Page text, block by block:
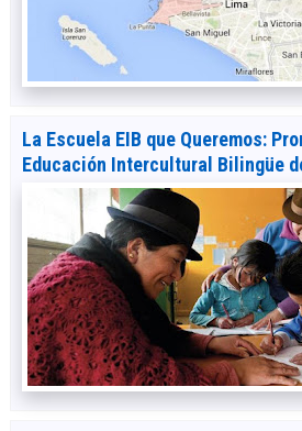
La Escuela EIB que Queremos:
Educación Intercultural Bilingüe